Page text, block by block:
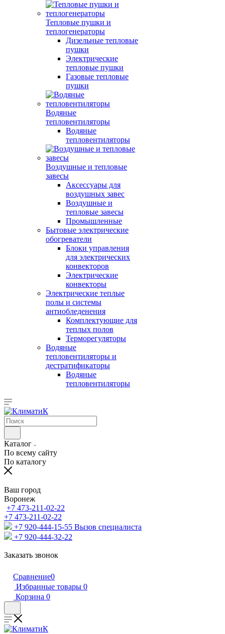
Тепловые пушки и
теплогенераторы
Дизельные тепловые
пушки
Электрические
тепловые пушки
Газовые тепловые
пушки
Водяные
тепловентиляторы
Водяные
тепловентиляторы
Воздушные и тепловые
завесы
Аксессуары для
воздушных завес
Воздушные и
тепловые завесы
Промышленные
Бытовые электрические
обогреватели
Блоки управления
для электрических
конвекторов
Электрические
конвекторы
Электрические теплые
полы и системы
антиобледенения
Комплектующие для
теплых полов
Терморегуляторы
Водяные
тепловентиляторы и
дестратификаторы
Водяные
тепловентиляторы
Каталог
По всему сайту
По каталогу
Ваш город
Воронеж
+7 473-211-02-22
+7 473-211-02-22
+7 920-444-15-55 Вызов специалиста
+7 920-444-32-22
Заказать звонок
Сравнение0
Избранные товары 0
Корзина 0